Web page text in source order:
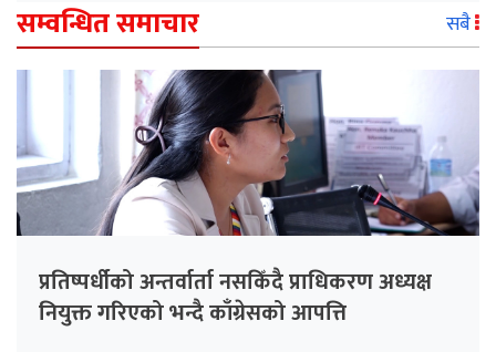
सम्वन्धित समाचार सबै
प्रतिष्पर्धीको अन्तर्वार्ता नसकिँदै प्राधिकरण अध्यक्ष
नियुक्त गरिएको भन्दै काँग्रेसको आपत्ति